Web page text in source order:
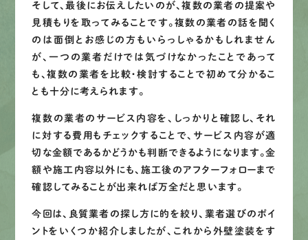
そして、最後にお伝えしたいのが、複数の業者の提案や
見積もりを取ってみることです。複数の業者の話を聞く
のは面倒とお感じの方もいらっしゃるかもしれません
が、一つの業者だけでは気づけなかったことであって
も、複数の業者を比較・検討することで初めて分かるこ
とも十分に考えられます。
複数の業者のサービス内容を、しっかりと確認し、それ
に対する費用もチェックすることで、サービス内容が適
切な金額であるかどうかも判断できるようになります。金
額や施工内容以外にも、施工後のアフターフォローまで
確認してみることが出来れば万全だと思います。
今回は、良質業者の探し方に的を絞り、業者選びのポイ
ントをいくつか紹介しましたが、これから外壁塗装をす